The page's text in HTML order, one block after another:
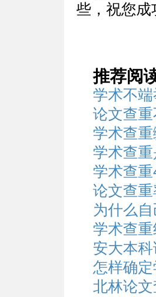
些，祝您成
推荐阅
学术不
论文查
学术查
学术查
学术查
论文查
为什么
学术查
安大本
怎样确
北林论